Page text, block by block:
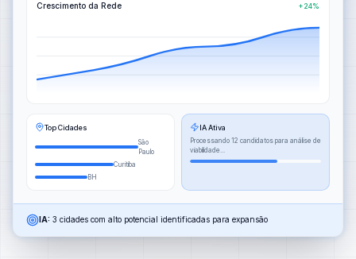
Crescimento da Rede +24%
Top Cidades
São
Paulo
Curitiba
BH
IA Ativa
Processando 12 candidatos para análise de
viabilidade...
IA: 3 cidades com alto potencial identificadas para expansão